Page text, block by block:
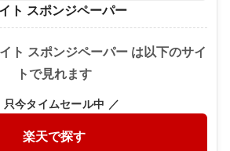
ト スポンジペーパー
ト スポンジペーパー は以下のサイ
トで見れます
只今タイムセール中 ／
楽天で探す